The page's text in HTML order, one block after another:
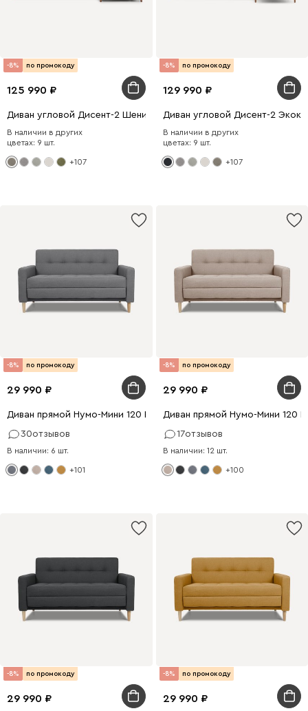
-8% по промокоду
125 990
Диван угловой Дисент-2 Шенилл Коричневый
В наличии в других
цветах: 9 шт.
+107
-8% по промокоду
129 990
Диван угловой Дисент-2
В наличии в других
цветах: 9 шт.
+107
-8% по промокоду
29 990
Диван прямой Нумо-Мини 120 Рогожка Серый
30отзывов
В наличии: 6 шт.
+101
-8% по промокоду
29 990
Диван прямой Нумо-Мини 120
17отзывов
В наличии: 12 шт.
+100
-8% по промокоду
29 990
-8% по промокоду
29 990